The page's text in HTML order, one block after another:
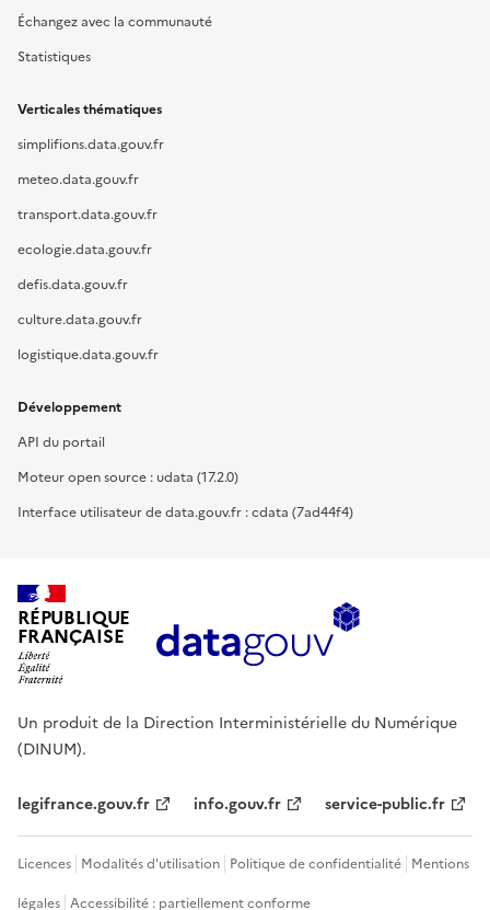
Échangez avec la communauté
Statistiques
Verticales thématiques
simplifions.data.gouv.fr
meteo.data.gouv.fr
transport.data.gouv.fr
ecologie.data.gouv.fr
defis.data.gouv.fr
culture.data.gouv.fr
logistique.data.gouv.fr
Développement
API du portail
Moteur open source : udata (17.2.0)
Interface utilisateur de data.gouv.fr : cdata (7ad44f4)
RÉPUBLIQUE
FRANÇAISE
Un produit de la Direction Interministérielle du Numérique
(DINUM).
legifrance.gouv.fr info.gouv.fr service-public.fr
Licences Modalités d'utilisation Politique de confidentialité Mentions
légales Accessibilité : partiellement conforme